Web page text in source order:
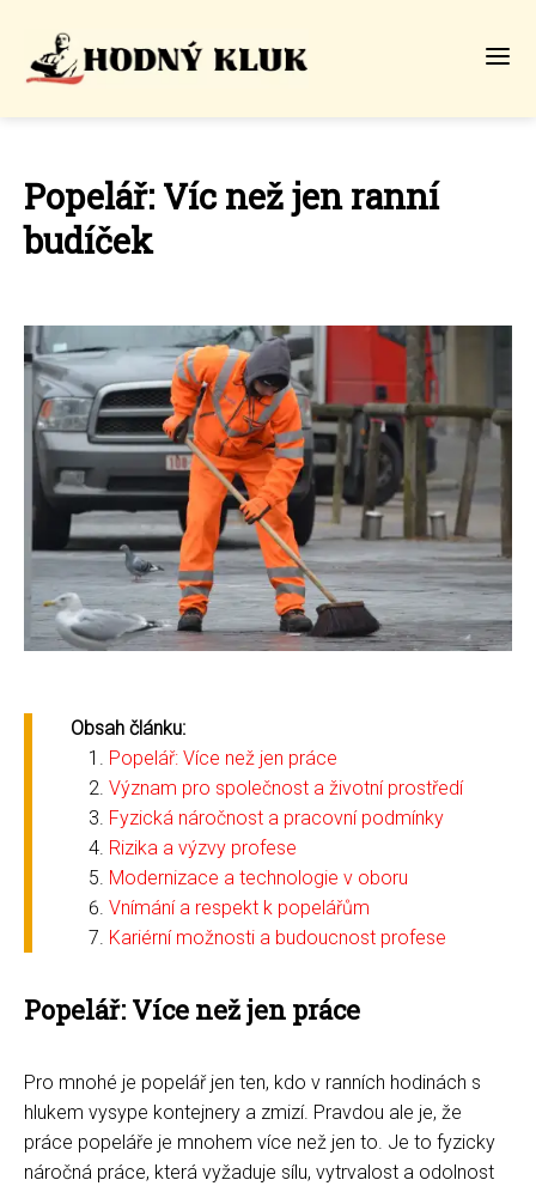
Popelář: Víc než jen ranní
budíček
Obsah článku:
Popelář: Více než jen práce
Význam pro společnost a životní prostředí
Fyzická náročnost a pracovní podmínky
Rizika a výzvy profese
Modernizace a technologie v oboru
Vnímání a respekt k popelářům
Kariérní možnosti a budoucnost profese
Popelář: Více než jen práce
Pro mnohé je popelář jen ten, kdo v ranních hodinách s
hlukem vysype kontejnery a zmizí. Pravdou ale je, že
práce popeláře je mnohem více než jen to. Je to fyzicky
náročná práce, která vyžaduje sílu, vytrvalost a odolnost